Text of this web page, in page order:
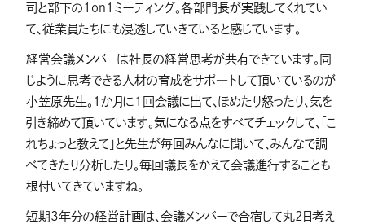
司と部下の1on1ミーティング。各部門長が実践してくれてい
て、従業員たちにも浸透していきていると感じています。
経営会議メンバーは社長の経営思考が共有できています。同
じように思考できる人材の育成をサポ―トして頂いているのが
小笠原先生。1か月に1回会議に出て、ほめたり怒ったり、気を
引き締めて頂いています。気になる点をすべてチェックして、「こ
れちょっと教えて」と先生が毎回みんなに聞いて、みんなで調
べてきたり分析したり。毎回議長をかえて会議進行することも
根付いてきていますね。
短期3年分の経営計画は、会議メンバーで合宿して丸2日考え